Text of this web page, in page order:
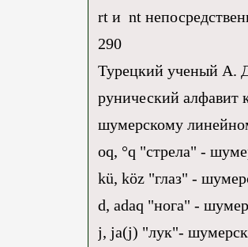
rt и nt
290
Турецкий ученый А.
рунический алфавит
шумерскому
oq, °q "стрела" -
kü, köz "глаз" -
d, adaq "нога" -
j, ja(j) "лук"-